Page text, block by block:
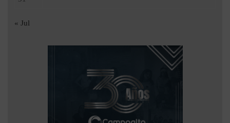
« Jul